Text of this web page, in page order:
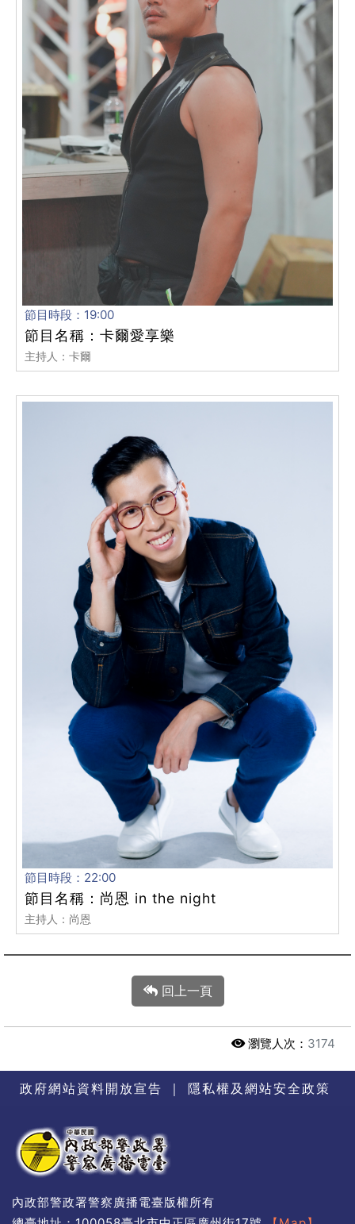
節目時段：19:00
節目名稱：卡爾愛享樂
主持人：卡爾
節目時段：22:00
節目名稱：尚恩 in the night
主持人：尚恩
回上一頁
瀏覽人次： 3174
政府網站資料開放宣告 ｜ 隱私權及網站安全政策
內政部警政署警察廣播電臺版權所有